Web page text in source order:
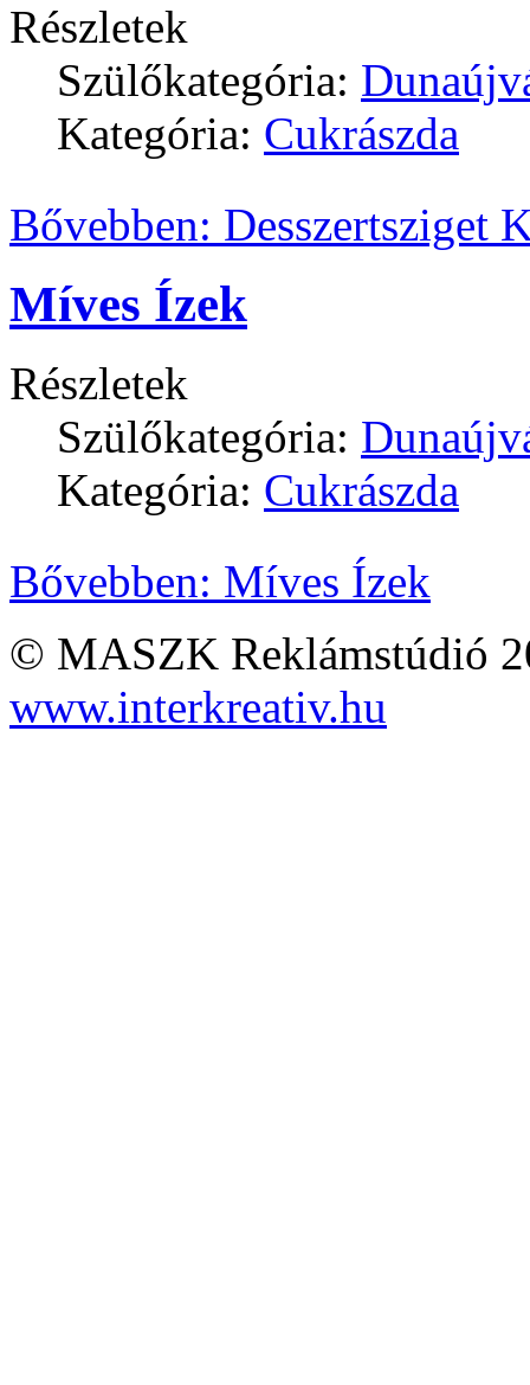
Részletek
Szülőkategória:
Kategória: Cukrászda
Bővebben: Desszertsziget
Míves Ízek
Részletek
Szülőkategória:
Kategória: Cukrászda
Bővebben: Míves Ízek
© MASZK Reklámstúdió
www.interkreativ.hu